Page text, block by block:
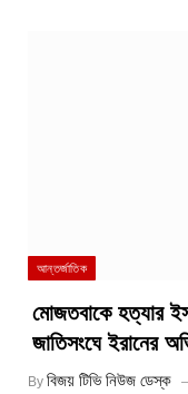
আন্তর্জাতিক
মোজতবাকে হত্যার
জাতিসংঘে ইরানের
By বিজয় টিভি নিউজ ডেস্ক